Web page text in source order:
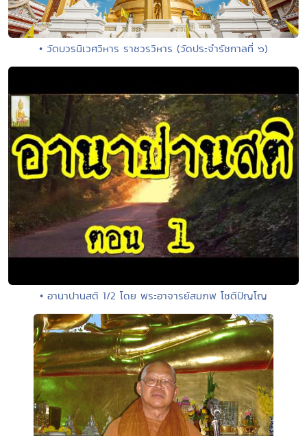
• วัดบวรนิเวศวิหาร ราชวรวิหาร (วัดประจำรัชกาลที่ ๖)
• อานาปานสติ 1/2 โดย พระอาจารย์สมภพ โชติปัญโญ